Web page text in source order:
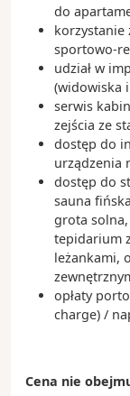
do
korzystanie
sportowo-
udział w
(widowiska
serwis
zejścia ze
dostęp do
urządzenia
dostęp do
sauna
grota
tepidarium
leżankami,
opłaty
charge) /
Cena nie